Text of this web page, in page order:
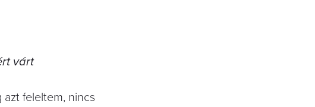
várt
feleltem, nincs